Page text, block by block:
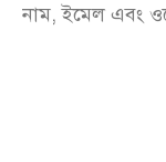
নাম, ইমেল এবং